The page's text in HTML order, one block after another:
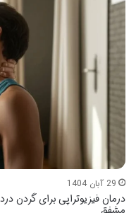
29 آبان 1404
درمان فیزیوتراپی برای گردن